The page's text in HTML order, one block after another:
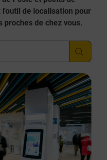
de localisation pour
proches de chez vous.